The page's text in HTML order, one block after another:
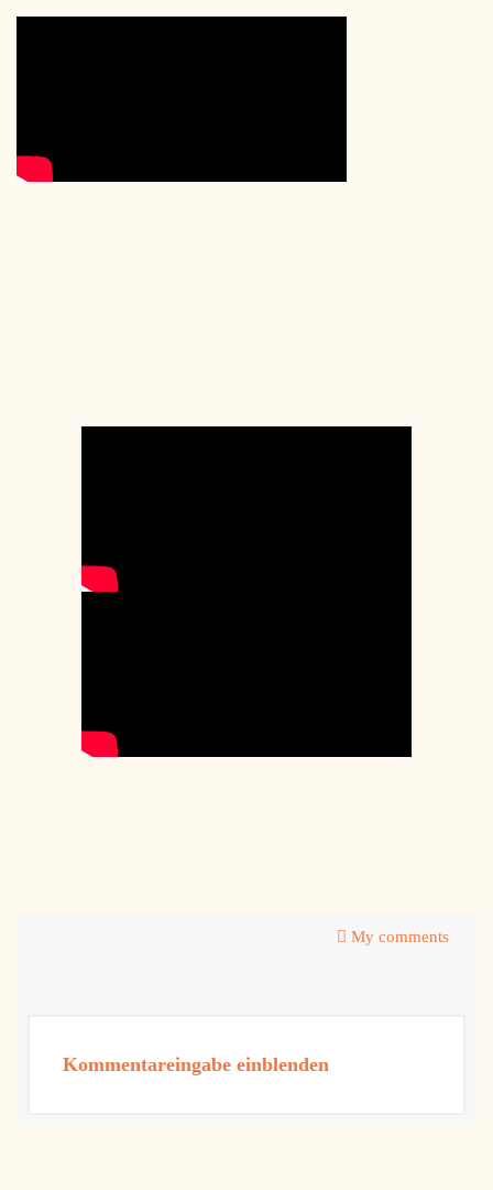
My comments
Kommentareingabe einblenden